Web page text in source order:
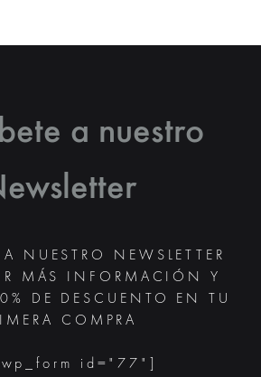
a nuestro
NUESTRO NEWSLETTER
MÁS INFORMACIÓN Y
DE DESCUENTO EN TU
COMPRA
id="77"]